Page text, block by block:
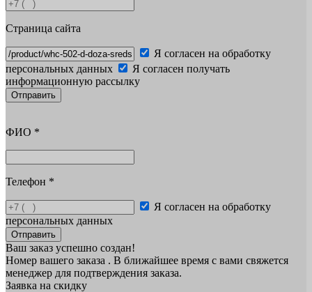
Страница сайта
Я согласен на обработку
персональных данных
Я согласен получать
информационную рассылку
Отправить
ФИО *
Телефон *
Я согласен на обработку
персональных данных
Отправить
Ваш заказ успешно создан!
Номер вашего заказа . В ближайшее время с вами свяжется
менеджер для подтверждения заказа.
Заявка на скидку